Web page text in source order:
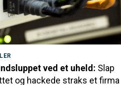
ved et uheld: Slap
og hackede straks et firma